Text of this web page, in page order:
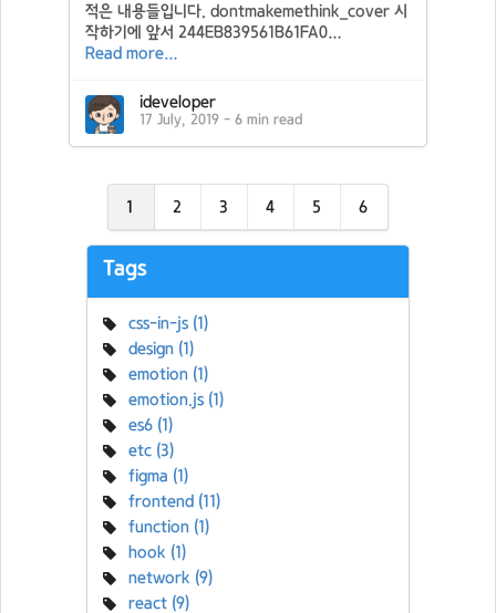
적은 내용들입니다. dontmakemethink_cover 시
작하기에 앞서 244EB839561B61FA0…
Read more…
ideveloper
17 July, 2019 - 6 min read
1 2 3 4 5 6
Tags
css-in-js (1 )
design (1 )
emotion (1 )
emotion.js (1 )
es6 (1 )
etc (3)
figma (1 )
frontend (11 )
function (1 )
hook (1 )
network (9)
react (9)